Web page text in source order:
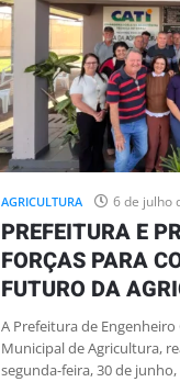
AGRICULTURA 6 de julho
PREFEITURA E
FORÇAS PARA
FUTURO DA
A Prefeitura de
Municipal de Agricultura,
segunda-feira, 30 de junho,